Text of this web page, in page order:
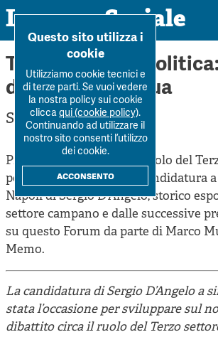
Impresa Sociale
Rivista
Ultimo numero
La Rivista
Submission
Colophon
Autori
Archivio
Argomenti
Forum
Forum
Tutti gli articoli
Autori
Argomenti
Dossier
Tutti i dossier
Workshop Impresa Sociale 2021
Impresa sociale, reciprocità e
Innovazione sociale
Cooperative di comunità
Chi siamo
Contatti
Sostienici
Home Terzo settore e politica: il
Terzo settore e
dibattito continua
Sergio D'Angelo
Prosegue il dibattito sul ruolo del
politica, innescato dalla candidatura
Napoli di Sergio D'Angelo, storico
settore campano e dalle successive
su questo Forum da parte di Marco
Memo.
La candidatura di Sergio D’Angelo a
stata l’occasione per sviluppare sul
dibattito circa il ruolo del Terzo
Questo sito utilizza i
cookie
Utilizziamo cookie tecnici e
di terze parti. Se vuoi vedere
la nostra policy sui cookie
cliccaqui (cookie policy).
Continuando ad utilizzare il
nostro sito consenti l’utilizzo
dei cookie.
acconsento